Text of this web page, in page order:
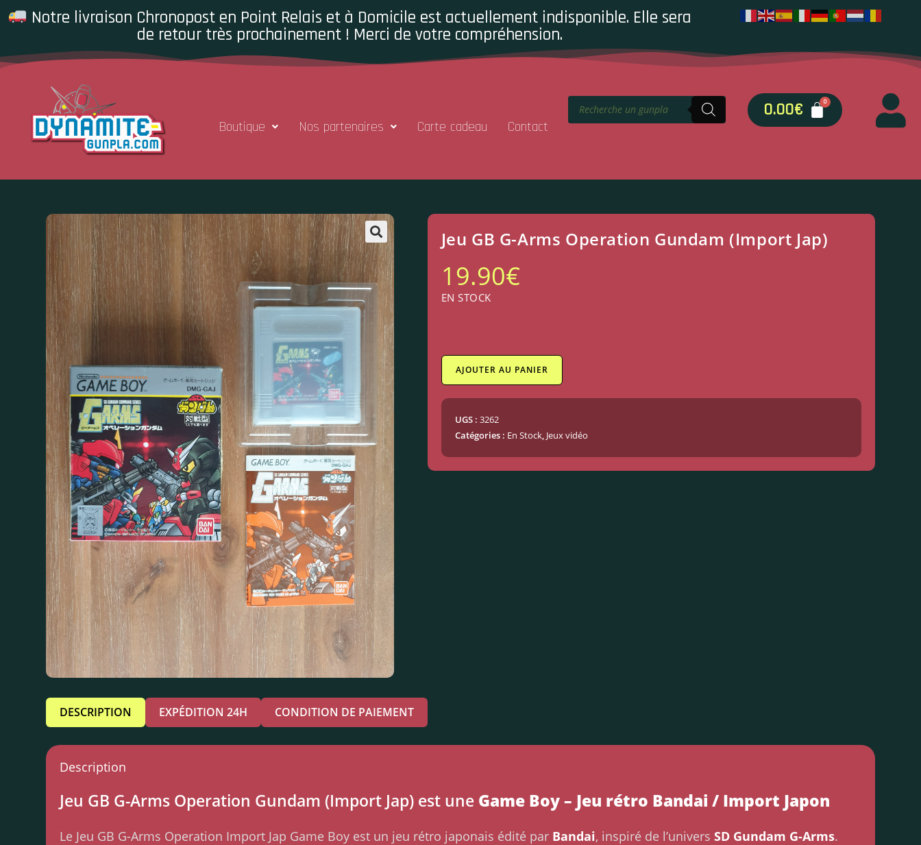
Notre livraison Chronopost en Point Relais et à Domicile est actuellement indisponible. Elle sera
de retour très prochainement ! Merci de votre compréhension.
Boutique Nos partenaires Carte cadeau Contact
0.00€
Jeu GB G-Arms Operation Gundam (Import Jap)
19.90€
EN STOCK
AJOUTER AU PANIER
UGS : 3262
Catégories : En Stock, Jeux vidéo
DESCRIPTION EXPÉDITION 24H CONDITION DE PAIEMENT
Description
Jeu GB G-Arms Operation Gundam (Import Jap) est une Game Boy – Jeu rétro Bandai / Import Japon
Le Jeu GB G-Arms Operation Import Jap Game Boy est un jeu rétro japonais édité par Bandai, inspiré de l’universSD Gundam G-Arms.